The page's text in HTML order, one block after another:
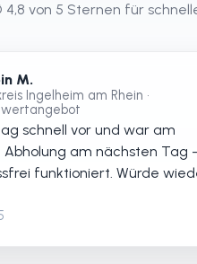
von 5 Sternen für
M.
Ingelheim am Rhein •
schnell vor und war am
Abholung am nächsten Tag
funktioniert. Würde